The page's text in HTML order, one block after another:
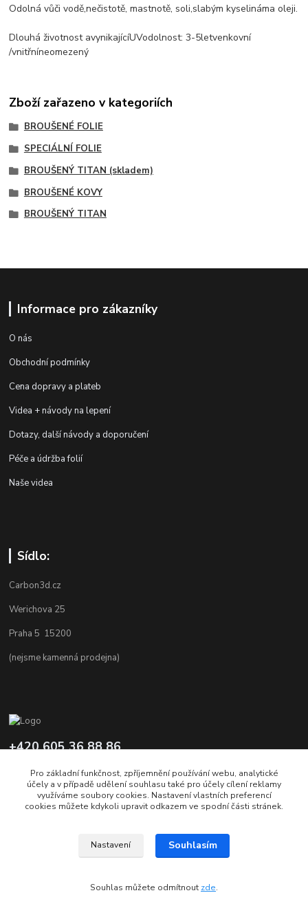
Odolná vůči vodě,nečistotě, mastnotě, soli,slabým kyselináma oleji.
Dlouhá životnost avynikajícíUVodolnost: 3-5letvenkovní
/vnitřníneomezený
Zboží zařazeno v kategoriích
BROUŠENÉ FOLIE
SPECIÁLNÍ FOLIE
BROUŠENÝ TITAN (skladem)
BROUŠENÉ KOVY
BROUŠENÝ TITAN
Informace pro zákazníky
O nás
Obchodní podmínky
Cena dopravy a plateb
Videa + návody na lepení
Dotazy, další návody a doporučení
Péče a údržba folií
Naše videa
Sídlo:
Carbon3d.cz
Werichova 25
Praha 5 15200
(nejsme kamenná prodejna)
+420 605 36 88 86
info@carbon3d.cz
© Copyright 2011-2026 www.carbon3d.cz
Pro základní funkčnost, zpříjemnění používání webu, analytické
účely a v případě udělení souhlasu také pro účely cílení reklamy
využíváme soubory cookies. Nastavení vlastních preferencí
cookies můžete kdykoli upravit odkazem ve spodní části stránek.
Nastavení Souhlasím
Souhlas můžete odmítnout zde.